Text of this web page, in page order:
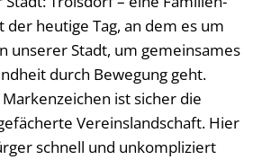
der heutige Tag, an dem es um
unserer Stadt, um gemeinsames
durch Bewegung geht.
ist sicher die
Vereinslandschaft. Hier
schnell und unkompliziert